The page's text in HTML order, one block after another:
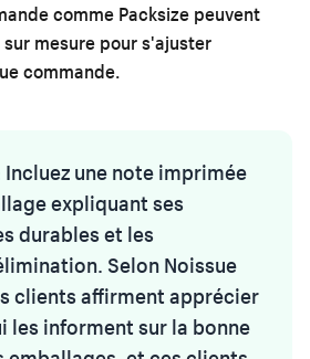
comme Packsize peuvent
mesure pour s'ajuster
commande.
Incluez une note imprimée
expliquant ses
durables et les
Selon Noissue
clients affirment apprécier
les informent sur la bonne